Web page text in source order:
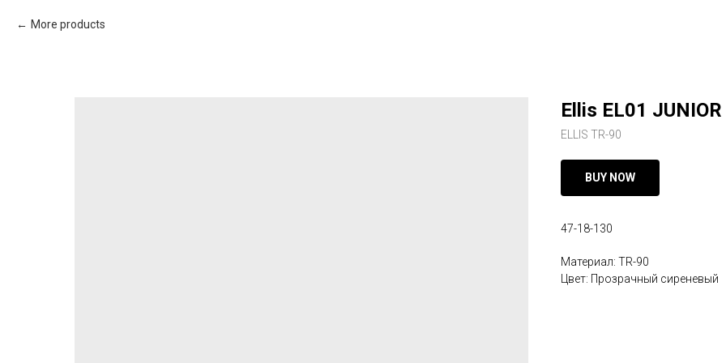
More products
Ellis EL01
ELLIS TR-90
BUY NOW
47-18-130
Материал: TR-90
Цвет: Прозрачный сиреневый